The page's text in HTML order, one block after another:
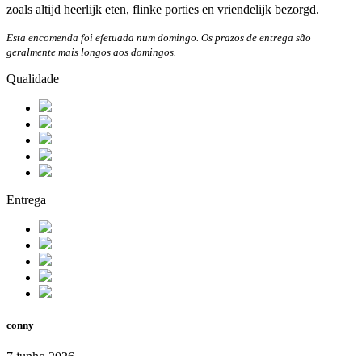
zoals altijd heerlijk eten, flinke porties en vriendelijk bezorgd.
Esta encomenda foi efetuada num domingo. Os prazos de entrega são
geralmente mais longos aos domingos.
Qualidade
Entrega
conny